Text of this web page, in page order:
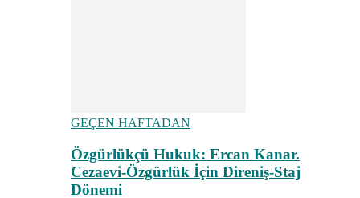
GEÇEN HAFTADAN
Özgürlükçü Hukuk: Ercan Kanar.
Cezaevi-Özgürlük İçin Direniş-Staj
Dönemi